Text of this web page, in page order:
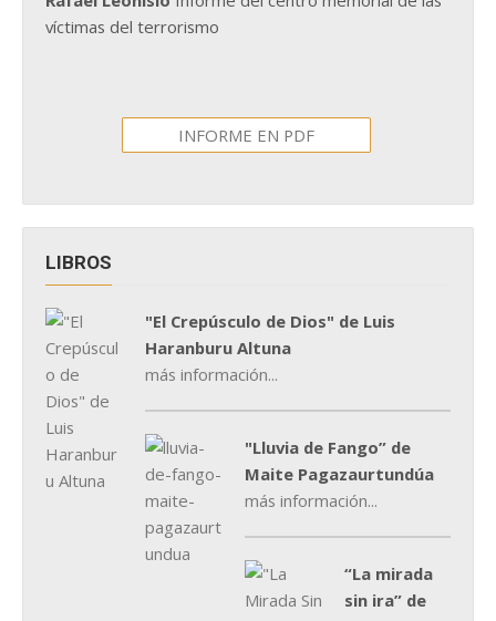
víctimas del terrorismo
INFORME EN PDF
LIBROS
"El Crepúsculo de Dios" de Luis
Haranburu Altuna
más información...
"Lluvia de Fango” de
Maite Pagazaurtundúa
más información...
“La mirada
sin ira” de